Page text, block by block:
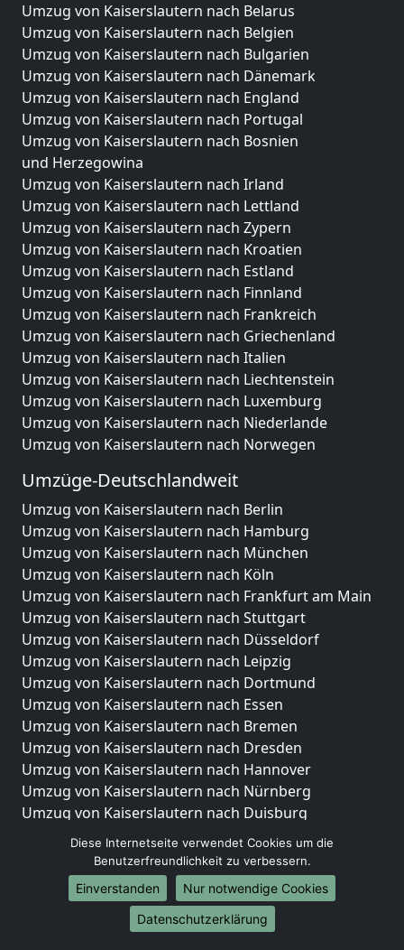
Umzug von Kaiserslautern nach Belarus
Umzug von Kaiserslautern nach Belgien
Umzug von Kaiserslautern nach Bulgarien
Umzug von Kaiserslautern nach Dänemark
Umzug von Kaiserslautern nach England
Umzug von Kaiserslautern nach Portugal
Umzug von Kaiserslautern nach Bosnien
und Herzegowina
Umzug von Kaiserslautern nach Irland
Umzug von Kaiserslautern nach Lettland
Umzug von Kaiserslautern nach Zypern
Umzug von Kaiserslautern nach Kroatien
Umzug von Kaiserslautern nach Estland
Umzug von Kaiserslautern nach Finnland
Umzug von Kaiserslautern nach Frankreich
Umzug von Kaiserslautern nach Griechenland
Umzug von Kaiserslautern nach Italien
Umzug von Kaiserslautern nach Liechtenstein
Umzug von Kaiserslautern nach Luxemburg
Umzug von Kaiserslautern nach Niederlande
Umzug von Kaiserslautern nach Norwegen
Umzüge-Deutschlandweit
Umzug von Kaiserslautern nach Berlin
Umzug von Kaiserslautern nach Hamburg
Umzug von Kaiserslautern nach München
Umzug von Kaiserslautern nach Köln
Umzug von Kaiserslautern nach Frankfurt am Main
Umzug von Kaiserslautern nach Stuttgart
Umzug von Kaiserslautern nach Düsseldorf
Umzug von Kaiserslautern nach Leipzig
Umzug von Kaiserslautern nach Dortmund
Umzug von Kaiserslautern nach Essen
Umzug von Kaiserslautern nach Bremen
Umzug von Kaiserslautern nach Dresden
Umzug von Kaiserslautern nach Hannover
Umzug von Kaiserslautern nach Nürnberg
Umzug von Kaiserslautern nach Duisburg
Umzug von Kaiserslautern nach Bochum
Umzug von Kaiserslautern nach Wuppertal
Umzug von Kaiserslautern nach Bielefeld
Umzug von Kaiserslautern nach Bonn
Umzug von Kaiserslautern nach Münster
Diese Internetseite verwendet Cookies um die
Benutzerfreundlichkeit zu verbessern.
Einverstanden
Nur notwendige Cookies
Datenschutzerklärung